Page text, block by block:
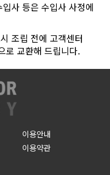
사 등은 수입사 사정에
조립 전에 고객센터
로 교환해 드립니다.
이용안내
이용약관